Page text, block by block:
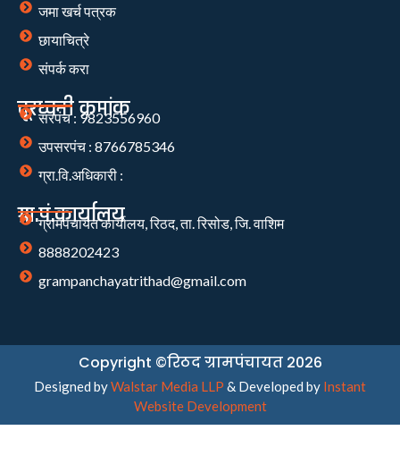
जमा खर्च पत्रक
छायाचित्रे
संपर्क करा
दूरध्वनी क्रमांक
सरपंच : 9823556960
उपसरपंच : 8766785346
ग्रा.वि.अधिकारी :
ग्रा.पं.कार्यालय
ग्रामपंचायत कार्यालय, रिठद, ता. रिसोड, जि. वाशिम
8888202423
grampanchayatrithad@gmail.com
Copyright ©रिठद ग्रामपंचायत 2026
Designed byWalstar Media LLP & Developed by Instant
Website Development